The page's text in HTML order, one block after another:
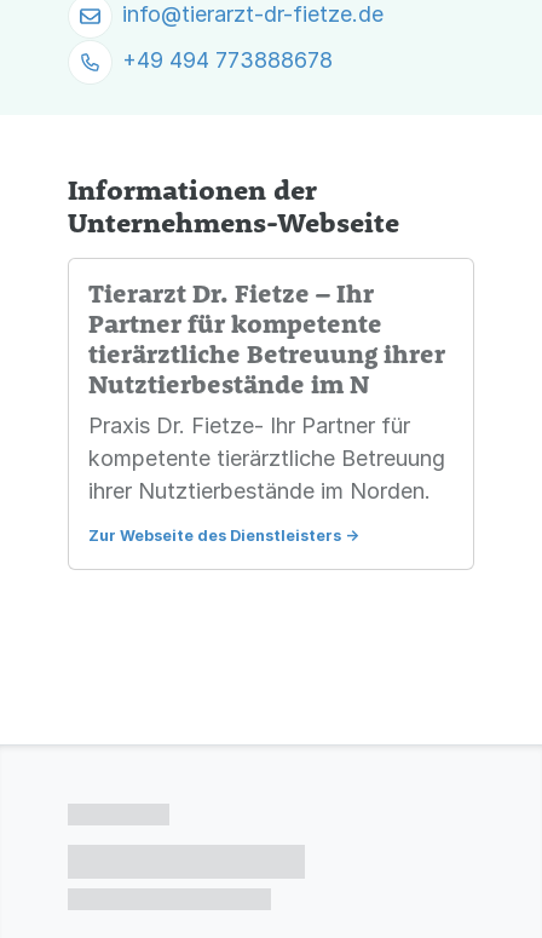
info@tierarzt-dr-fietze.de
+49 494 773888678
Informationen der
Unternehmens-Webseite
Tierarzt Dr. Fietze – Ihr
Partner für kompetente
tierärztliche Betreuung ihrer
Nutztierbestände im N
Praxis Dr. Fietze- Ihr Partner für
kompetente tierärztliche Betreuung
ihrer Nutztierbestände im Norden.
Zur Webseite des Dienstleisters ->